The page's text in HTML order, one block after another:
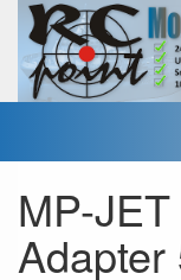
MP-
Adapter